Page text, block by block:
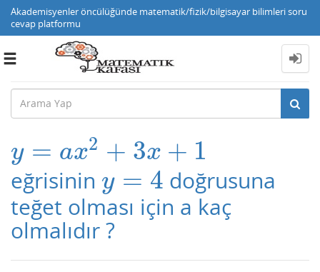
Akademisyenler öncülüğünde matematik/fizik/bilgisayar bilimleri soru
cevap platformu
Toggle
y = ax2 + 3x + 1
y=ax 2+3x +1
eğrisinin y = 4
y=4
doğrusuna
teğet olması için a kaç
olmalıdır ?